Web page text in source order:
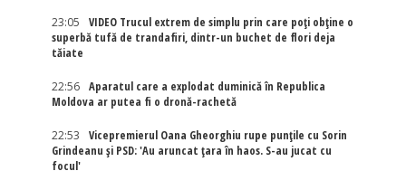
23:05
VIDEO Trucul extrem de simplu prin care poți obține o
superbă tufă de trandafiri, dintr-un buchet de flori deja
tăiate
22:56
Aparatul care a explodat duminică în Republica
Moldova ar putea fi o dronă-rachetă
22:53
Vicepremierul Oana Gheorghiu rupe punțile cu Sorin
Grindeanu și PSD: 'Au aruncat țara în haos. S-au jucat cu
focul'